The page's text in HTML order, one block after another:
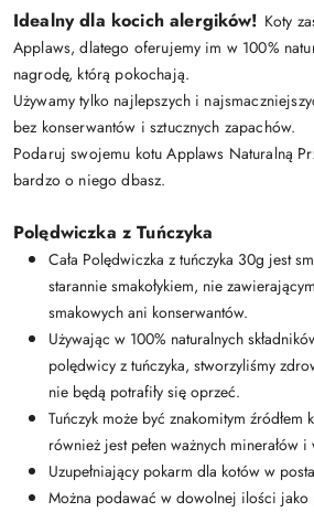
Idealny dla kocich alergików! Koty
Applaws, dlatego oferujemy im w 100%
nagrodę, którą pokochają.
Używamy tylko najlepszych i
bez konserwantów i sztucznych zapachów.
Podaruj swojemu kotu Applaws Naturalną
bardzo o niego dbasz.
Polędwiczka z Tuńczyka
Cała Polędwiczka z tuńczyka 30g jest
starannie smakołykiem, nie
smakowych ani konserwantów.
Używając w 100% naturalnych
polędwicy z tuńczyka, stworzyliśmy
nie będą potrafiły się oprzeć.
Tuńczyk może być znakomitym
również jest pełen ważnych minerałów
Uzupełniający pokarm dla kotów w
Można podawać w dowolnej ilości jako